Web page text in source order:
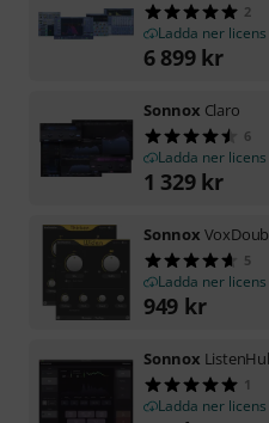
2
Ladda ner licens
6 899 kr
Sonnox Claro
6
Ladda ner licens
1 329 kr
Sonnox
5
Ladda ner licens
949 kr
Sonnox
1
Ladda ner licens